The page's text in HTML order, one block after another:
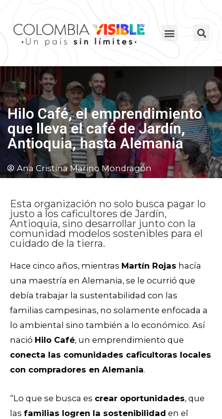
Hilo Café, el emprendimiento
que lleva el café de Jardín,
Antioquia, hasta Alemania
Ana Cristina Marino Mondragón
Esta organización no solo busca pagar lo
justo a los caficultores de Jardín,
Antioquia, sino desarrollar junto con la
comunidad modelos sostenibles para el
cuidado de la tierra.
Hace cinco años, mientras Martín Rojas hacía
una maestría en Alemania, se le ocurrió que
debía trabajar la sustentabilidad con las
familias campesinas, no solamente enfocada a
lo ambiental sino también a lo económico. Así
nació Hilo Café, un emprendimiento que
conecta las comunidades caficultoras locales
con compradores en Alemania.
“Lo que se busca es crear oportunidades, que
las familias logren la sostenibilidad en el